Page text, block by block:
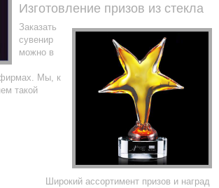
Изготовление призов из стекла
Заказать
сувенир
можно в
фирмах. Мы, к
такой
Широкий ассортимент призов и наград